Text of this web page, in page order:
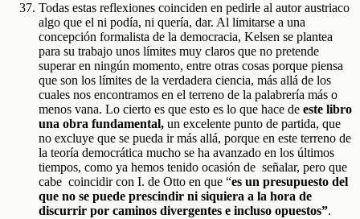
Todas estas reflexiones coinciden en pedirle al autor austriaco
algo que el ni podía, ni quería, dar. Al limitarse a una
concepción formalista de la democracia, Kelsen se plantea
para su trabajo unos límites muy claros que no pretende
superar en ningún momento, entre otras cosas porque piensa
que son los límites de la verdadera ciencia, más allá de los
cuales nos encontramos en el terreno de la palabrería más o
menos vana. Lo cierto es que esto es lo que hace de este libro
una obra fundamental, un excelente punto de partida, que
no excluye que se pueda ir más allá, porque en este terreno de
la teoría democrática mucho se ha avanzado en los últimos
tiempos, como ya hemos tenido ocasión de señalar, pero que
cabe coincidir con I. de Otto en que “es un presupuesto del
que no se puede prescindir ni siquiera a la hora de
discurrir por caminos divergentes e incluso opuestos”.